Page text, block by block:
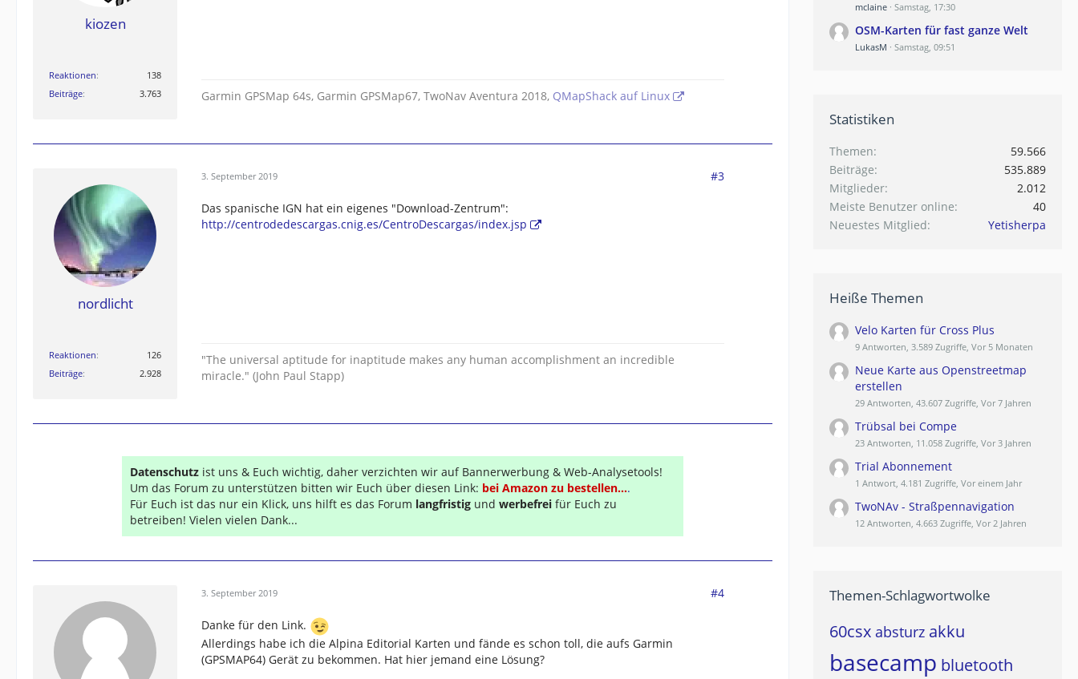
kiozen
Reaktionen
138
Beiträge
3.763 Garmin GPSMap 64s, Garmin GPSMap67, TwoNav Aventura 2018, QMapShack auf Linux
nordlicht
Reaktionen
126
Beiträge
2.928
3. September 2019 #3
Das spanische IGN hat ein eigenes "Download-Zentrum":
http://centrodedescargas.cnig.es/CentroDescargas/index.jsp
"The universal aptitude for inaptitude makes any human accomplishment an incredible
miracle." (John Paul Stapp)
Datenschutz ist uns & Euch wichtig, daher verzichten wir auf Bannerwerbung & Web-Analysetools!
Um das Forum zu unterstützen bitten wir Euch über diesen Link: bei Amazon zu bestellen....
Für Euch ist das nur ein Klick, uns hilft es das Forum langfristig und werbefrei für Euch zu
betreiben! Vielen vielen Dank...
3. September 2019 #4
Danke für den Link.
Allerdings habe ich die Alpina Editorial Karten und fände es schon toll, die aufs Garmin
(GPSMAP64) Gerät zu bekommen. Hat hier jemand eine Lösung?
mclaine Samstag, 17:30
OSM-Karten für fast ganze Welt
LukasM Samstag, 09:51
Statistiken
Themen
59.566
Beiträge
535.889
Mitglieder
2.012
Meiste Benutzer online
40
Neuestes Mitglied
Yetisherpa
Heiße Themen
Velo Karten für Cross Plus
9 Antworten, 3.589 Zugriffe, Vor 5 Monaten
Neue Karte aus Openstreetmap
erstellen
29 Antworten, 43.607 Zugriffe, Vor 7 Jahren
Trübsal bei Compe
23 Antworten, 11.058 Zugriffe, Vor 3 Jahren
Trial Abonnement
1 Antwort, 4.181 Zugriffe, Vor einem Jahr
TwoNAv - Straßpennavigation
12 Antworten, 4.663 Zugriffe, Vor 2 Jahren
Themen-Schlagwortwolke
60csx absturz akku
basecamp bluetooth